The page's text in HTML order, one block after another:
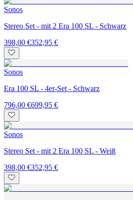
Sonos
Stereo Set - mit 2 Era 100 SL - Schwarz
398,00 €352,95 €
Sonos
Era 100 SL - 4er-Set - Schwarz
796,00 €699,95 €
Sonos
Stereo Set - mit 2 Era 100 SL - Weiß
398,00 €352,95 €